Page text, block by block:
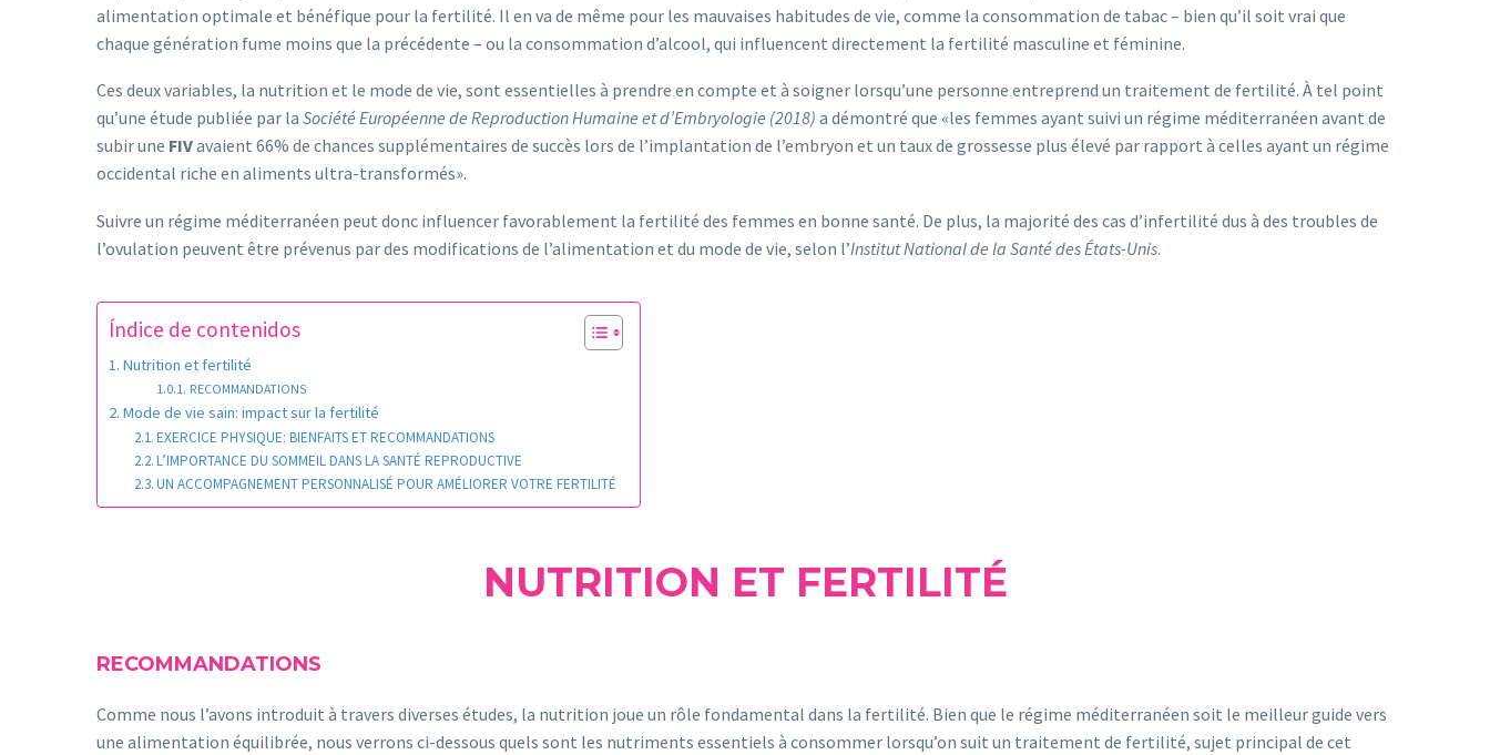
alimentation optimale et bénéfique pour la fertilité. Il en va de même pour les mauvaises habitudes de vie, comme la consommation de tabac – bien qu’il soit vrai que
chaque génération fume moins que la précédente – ou la consommation d’alcool, qui influencent directement la fertilité masculine et féminine.
Ces deux variables, la nutrition et le mode de vie, sont essentielles à prendre en compte et à soigner lorsqu’une personne entreprend un traitement de fertilité. À tel point
qu’une étude publiée par la Société Européenne de Reproduction Humaine et d’Embryologie (2018) a démontré que «les femmes ayant suivi un régime méditerranéen avant de
subir une FIVavaient 66% de chances supplémentaires de succès lors de l’implantation de l’embryon et un taux de grossesse plus élevé par rapport à celles ayant un régime
occidental riche en aliments ultra-transformés».
Suivre un régime méditerranéen peut donc influencer favorablement la fertilité des femmes en bonne santé. De plus, la majorité des cas d’infertilité dus à des troubles de
l’ovulation peuvent être prévenus par des modifications de l’alimentation et du mode de vie, selon l’Institut National de la Santé des États-Unis.
Índice de contenidos
Nutrition et fertilité
RECOMMANDATIONS
Mode de vie sain: impact sur la fertilité
EXERCICE PHYSIQUE: BIENFAITS ET RECOMMANDATIONS
L’IMPORTANCE DU SOMMEIL DANS LA SANTÉ REPRODUCTIVE
UN ACCOMPAGNEMENT PERSONNALISÉ POUR AMÉLIORER VOTRE FERTILITÉ
NUTRITION ET FERTILITÉ
RECOMMANDATIONS
Comme nous l’avons introduit à travers diverses études, la nutrition joue un rôle fondamental dans la fertilité. Bien que le régime méditerranéen soit le meilleur guide vers
une alimentation équilibrée, nous verrons ci-dessous quels sont les nutriments essentiels à consommer lorsqu’on suit un traitement de fertilité, sujet principal de cet